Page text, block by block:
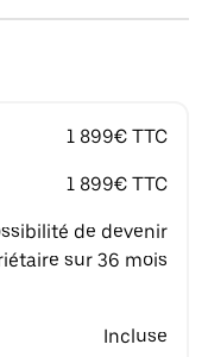
1 899€ TTC
1 899€ TTC
de devenir
sur 36 mois
Incluse